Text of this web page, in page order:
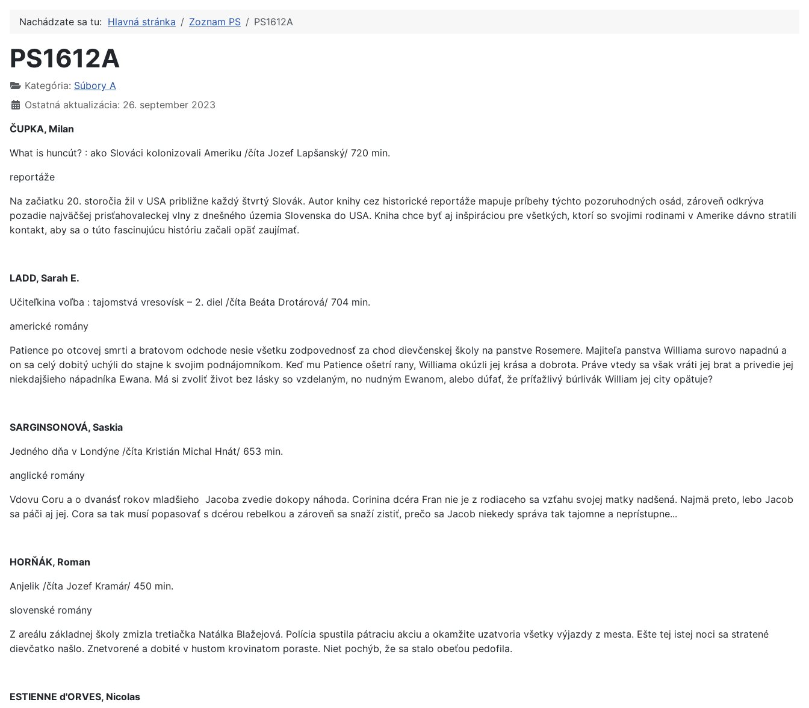
Nachádzate sa tu: Hlavná stránka Zoznam PS PS1612A
PS1612A
Kategória: Súbory A
Ostatná aktualizácia: 26. september 2023
ČUPKA, Milan
What is huncút? : ako Slováci kolonizovali Ameriku /číta Jozef Lapšanský/ 720 min.
reportáže
Na začiatku 20. storočia žil v USA približne každý štvrtý Slovák. Autor knihy cez historické reportáže mapuje príbehy týchto pozoruhodných osád, zároveň odkrýva
pozadie najväčšej prisťahovaleckej vlny z dnešného územia Slovenska do USA. Kniha chce byť aj inšpiráciou pre všetkých, ktorí so svojimi rodinami v Amerike dávno stratili
kontakt, aby sa o túto fascinujúcu históriu začali opäť zaujímať.
LADD, Sarah E.
Učiteľkina voľba : tajomstvá vresovísk – 2. diel /číta Beáta Drotárová/ 704 min.
americké romány
Patience po otcovej smrti a bratovom odchode nesie všetku zodpovednosť za chod dievčenskej školy na panstve Rosemere. Majiteľa panstva Williama surovo napadnú a
on sa celý dobitý uchýli do stajne k svojim podnájomníkom. Keď mu Patience ošetrí rany, Williama okúzli jej krása a dobrota. Práve vtedy sa však vráti jej brat a privedie jej
niekdajšieho nápadníka Ewana. Má si zvoliť život bez lásky so vzdelaným, no nudným Ewanom, alebo dúfať, že príťažlivý búrlivák William jej city opätuje?
SARGINSONOVÁ, Saskia
Jedného dňa v Londýne /číta Kristián Michal Hnát/ 653 min.
anglické romány
Vdovu Coru a o dvanásť rokov mladšieho Jacoba zvedie dokopy náhoda. Corinina dcéra Fran nie je z rodiaceho sa vzťahu svojej matky nadšená. Najmä preto, lebo Jacob
sa páči aj jej. Cora sa tak musí popasovať s dcérou rebelkou a zároveň sa snaží zistiť, prečo sa Jacob niekedy správa tak tajomne a neprístupne...
HORŇÁK, Roman
Anjelik /číta Jozef Kramár/ 450 min.
slovenské romány
Z areálu základnej školy zmizla tretiačka Natálka Blažejová. Polícia spustila pátraciu akciu a okamžite uzatvoria všetky výjazdy z mesta. Ešte tej istej noci sa stratené
dievčatko našlo. Znetvorené a dobité v hustom krovinatom poraste. Niet pochýb, že sa stalo obeťou pedofila.
ESTIENNE d'ORVES, Nicolas